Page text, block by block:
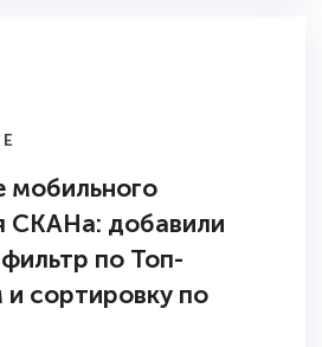
мобильного
СКАНа: добавили
по Топ-
и сортировку по